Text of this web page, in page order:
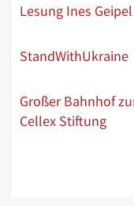
Lesung Ines Geipel
StandWithUkraine
Großer Bahnhof
Cellex Stiftung